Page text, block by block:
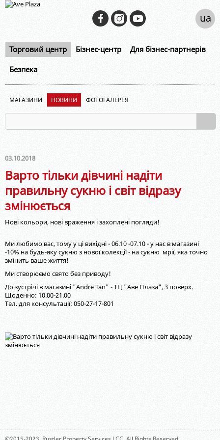
Торговий центр Бізнес-центр Для бізнес-партнерів
Безпека
ua
МАГАЗИНИ НОВИНИ ФОТОГАЛЕРЕЯ
03.10.2018
Варто тільки дівчині надіти
правильну сукню і світ відразу
змінюється
Нові кольори, нові враження і захоплені погляди!
Ми любимо вас, тому у ці вихідні - 06.10 -07.10 - у нас в магазині
-10% на будь-яку сукню з нової колекції - на сукню мрії, яка точно
змінить ваше життя!
Ми створюємо свято без приводу!
До зустрічі в магазині "Andre Tan" - ТЦ "Аве Плаза", 3 поверх.
Щоденно: 10.00-21.00
Тел. для консультації: 050-27-17-801